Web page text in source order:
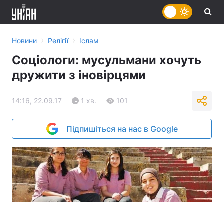
Новини › Релігії › Іслам
Соціологи: мусульмани хочуть
дружити з іновірцями
14:16, 22.09.17 1 хв. 101
Підпишіться на нас в Google